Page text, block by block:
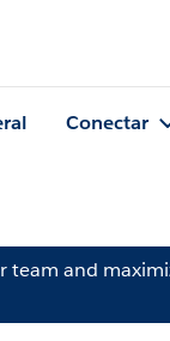
Conectar
team and